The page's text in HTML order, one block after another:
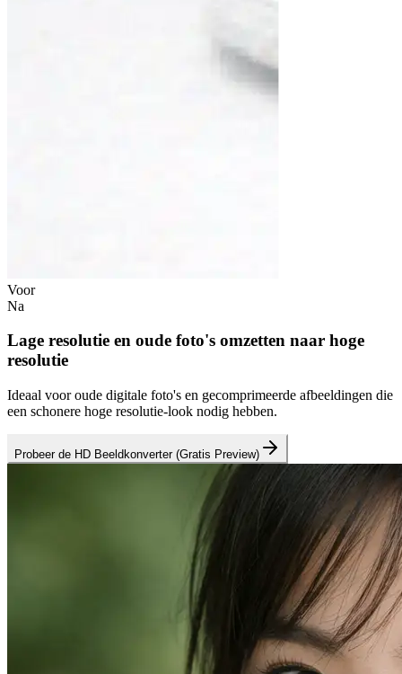
Voor
Na
Lage resolutie en oude foto's omzetten naar hoge
resolutie
Ideaal voor oude digitale foto's en gecomprimeerde afbeeldingen die
een schonere hoge resolutie-look nodig hebben.
Probeer de HD Beeldkonverter (Gratis Preview)